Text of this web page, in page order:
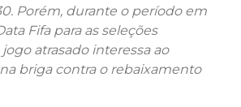
Porém, durante o período em
Fifa para as seleções
atrasado interessa ao
briga contra o rebaixamento